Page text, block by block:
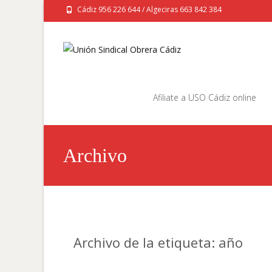
Cádiz 956 226 644 / Algeciras 663 842 384
Afiliate a USO Cádiz online
Archivo
Archivo de la etiqueta: año